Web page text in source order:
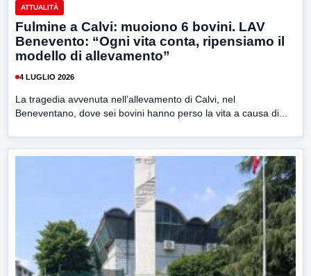
ATTUALITÀ
Fulmine a Calvi: muoiono 6 bovini. LAV
Benevento: “Ogni vita conta, ripensiamo il
modello di allevamento”
4 LUGLIO 2026
La tragedia avvenuta nell’allevamento di Calvi, nel
Beneventano, dove sei bovini hanno perso la vita a causa di...